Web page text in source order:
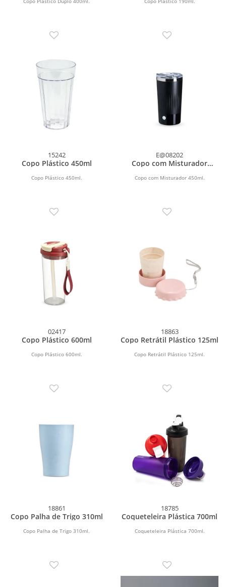
15242
Copo Plástico 450ml
Copo Plástico 450ml.
E@08202
Copo com Misturador
Copo com Misturador 450ml.
02417
Copo Plástico 600ml
Copo Plástico 600ml.
18863
Copo Retrátil Plástico 125ml
Copo Retrátil Plástico 125ml.
18861
Copo Palha de Trigo 310ml
Copo Palha de Trigo 310ml.
18785
Coqueteleira Plástica 700ml
Coqueteleira Plástica 700ml.